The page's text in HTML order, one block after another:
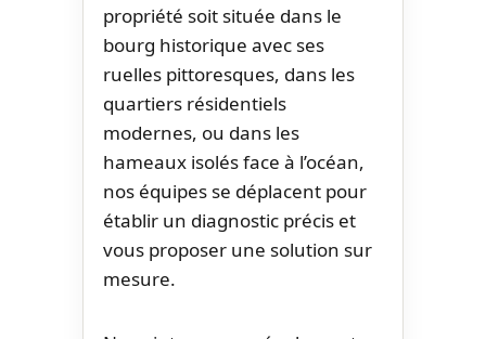
propriété soit située dans le
bourg historique avec ses
ruelles pittoresques, dans les
quartiers résidentiels
modernes, ou dans les
hameaux isolés face à l’océan,
nos équipes se déplacent pour
établir un diagnostic précis et
vous proposer une solution sur
mesure.